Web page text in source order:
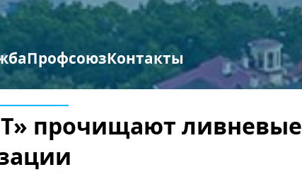
ПрофсоюзКонтакты
прочищают ливневые